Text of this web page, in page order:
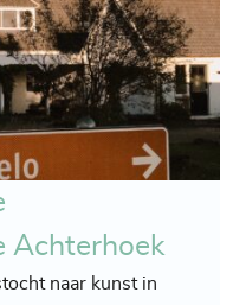
Achterhoek
naar kunst in